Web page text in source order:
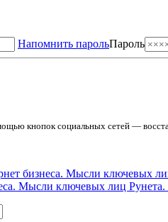
Напомнить парольПароль
кнопок социальных сетей —
Мысли ключевых лиц